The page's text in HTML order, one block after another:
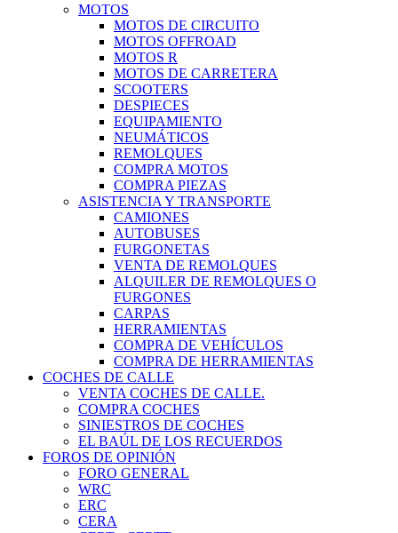
MOTOS
MOTOS DE CIRCUITO
MOTOS OFFROAD
MOTOS R
MOTOS DE CARRETERA
SCOOTERS
DESPIECES
EQUIPAMIENTO
NEUMÁTICOS
REMOLQUES
COMPRA MOTOS
COMPRA PIEZAS
ASISTENCIA Y TRANSPORTE
CAMIONES
AUTOBUSES
FURGONETAS
VENTA DE REMOLQUES
ALQUILER DE REMOLQUES O
FURGONES
CARPAS
HERRAMIENTAS
COMPRA DE VEHÍCULOS
COMPRA DE HERRAMIENTAS
COCHES DE CALLE
VENTA COCHES DE CALLE.
COMPRA COCHES
SINIESTROS DE COCHES
EL BAÚL DE LOS RECUERDOS
FOROS DE OPINIÓN
FORO GENERAL
WRC
ERC
CERA